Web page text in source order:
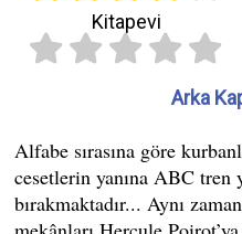
Kitapevi
Arka